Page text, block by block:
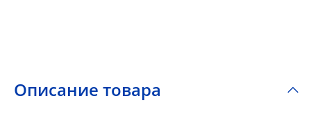
Описание товара